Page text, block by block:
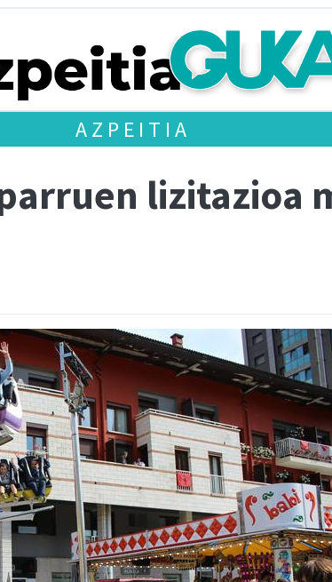
AZPEITIA
lizitazioa